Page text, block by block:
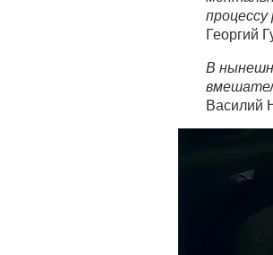
Георгий
В
Василий